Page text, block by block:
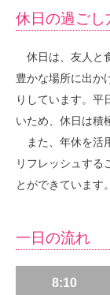
休日の過ごし
休日は、友人と
豊かな場所に出か
りしています。平
いため、休日は積
また、年休を活
リフレッシュする
とができています。
一日の流れ
8:10